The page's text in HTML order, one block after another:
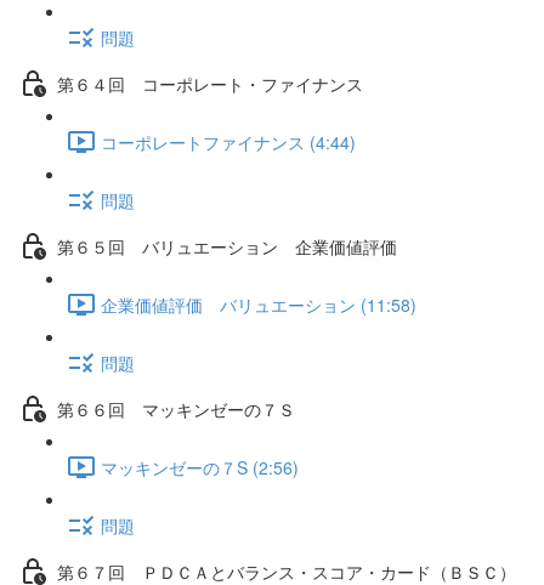
問題
第６４回 コーポレート・ファイナンス
コーポレートファイナンス (4:44)
問題
第６５回 バリュエーション 企業価値評価
企業価値評価 バリュエーション (11:58)
問題
第６６回 マッキンゼーの７Ｓ
マッキンゼーの７S (2:56)
問題
第６７回 ＰＤＣＡとバランス・スコア・カード（ＢＳＣ）